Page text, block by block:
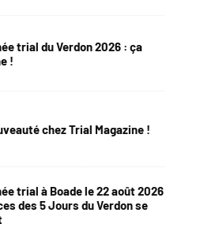
trial du Verdon 2026 : ça
!
chez Trial Magazine !
trial à Boade le 22 août 2026
des 5 Jours du Verdon se